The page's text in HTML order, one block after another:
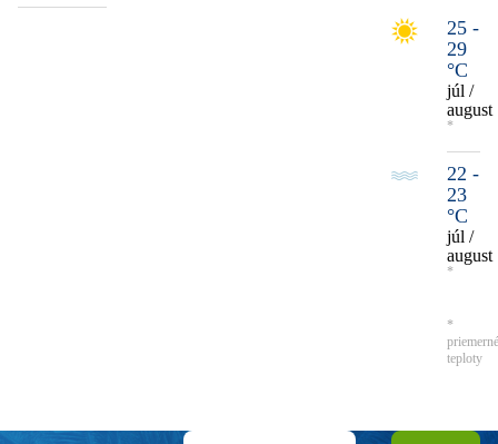
25 -
29
°C
júl /
august
*
22 -
23
°C
júl /
august
*
*
teploty